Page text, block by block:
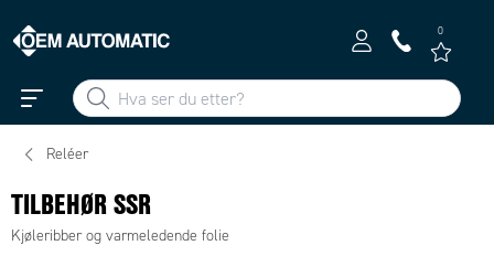
0
Reléer
TILBEHØR SSR
Kjøleribber og varmeledende folie